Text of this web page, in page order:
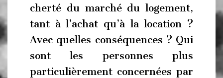
cherté du marché du logement,
tant à l’achat qu’à la location ?
Avec quelles conséquences ? Qui
sont les personnes plus
particulièrement concernées par